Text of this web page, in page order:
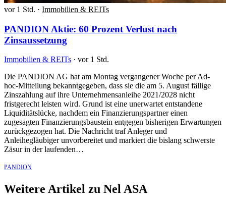
vor 1 Std. · Immobilien & REITs
PANDION Aktie: 60 Prozent Verlust nach
Zinsaussetzung
Immobilien & REITs · vor 1 Std.
Die PANDION AG hat am Montag vergangener Woche per Ad-
hoc-Mitteilung bekanntgegeben, dass sie die am 5. August fällige
Zinszahlung auf ihre Unternehmensanleihe 2021/2028 nicht
fristgerecht leisten wird. Grund ist eine unerwartet entstandene
Liquiditätslücke, nachdem ein Finanzierungspartner einen
zugesagten Finanzierungsbaustein entgegen bisherigen Erwartungen
zurückgezogen hat. Die Nachricht traf Anleger und
Anleihegläubiger unvorbereitet und markiert die bislang schwerste
Zäsur in der laufenden…
PANDION
Weitere Artikel zu Nel ASA